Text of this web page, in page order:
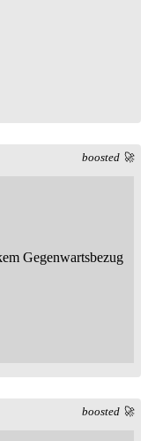
boosted 🚀
Gegenwartsbezug
boosted 🚀